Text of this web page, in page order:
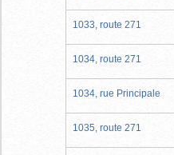
1033, route 271
1034, route 271
1034, rue Principale
1035, route 271